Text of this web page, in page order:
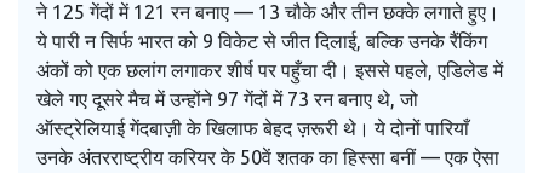
ने 125 गेंदों में 121 रन बनाए — 13 चौके और तीन छक्के लगाते हुए।
ये पारी न सिर्फ भारत को 9 विकेट से जीत दिलाई, बल्कि उनके रैंकिंग
अंकों को एक छलांग लगाकर शीर्ष पर पहुँचा दी। इससे पहले, एडिलेड में
खेले गए दूसरे मैच में उन्होंने 97 गेंदों में 73 रन बनाए थे, जो
ऑस्ट्रेलियाई गेंदबाज़ी के खिलाफ बेहद ज़रूरी थे। ये दोनों पारियाँ
उनके अंतरराष्ट्रीय करियर के 50वें शतक का हिस्सा बनीं — एक ऐसा